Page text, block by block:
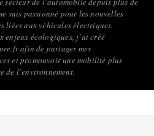
suis passionné pour les nouvelles
liées aux véhicules électriques.
enjeux écologiques, j’ai créé
afin de partager mes
et promouvoir une mobilité plus
de l’environnement.